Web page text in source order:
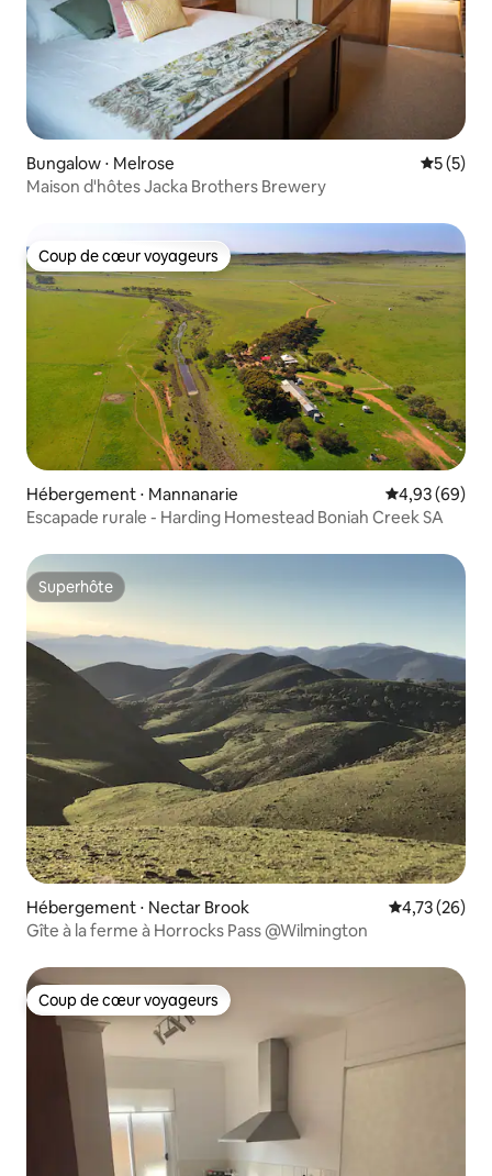
Bungalow ⋅ Melrose
5 (5)
Maison d'hôtes Jacka Brothers Brewery
Coup de cœur voyageurs
Coup de cœur voyageurs
Hébergement ⋅ Mannanarie Évaluation
4,93 (69)
Escapade rurale - Harding Homestead Boniah Creek SA
Superhôte
Superhôte
Hébergement ⋅ Nectar Brook Évaluation
4,73 (26)
Gîte à la ferme à Horrocks Pass @Wilmington
Coup de cœur voyageurs
Coup de cœur voyageurs